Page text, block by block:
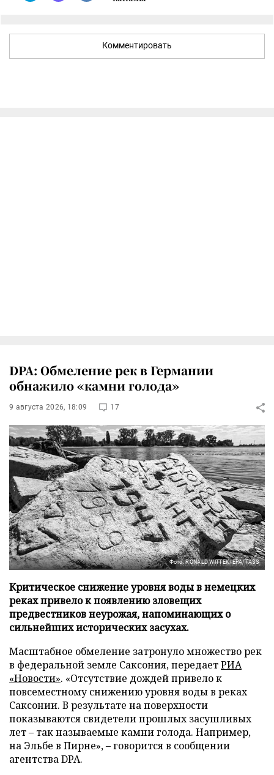
Комментировать
DPA: Обмеление рек в Германии
обнажило «камни голода»
9 августа 2026, 18:09 17
Фото: RONALD WITTEK/EPA/TASS
Критическое снижение уровня воды в немецких
реках привело к появлению зловещих
предвестников неурожая, напоминающих о
сильнейших исторических засухах.
Масштабное обмеление затронуло множество рек
в федеральной земле Саксония, передаетРИА
«Новости». «Отсутствие дождей привело к
повсеместному снижению уровня воды в реках
Саксонии. В результате на поверхности
показываются свидетели прошлых засушливых
лет – так называемые камни голода. Например,
на Эльбе в Пирне», – говорится в сообщении
агентства DPA.